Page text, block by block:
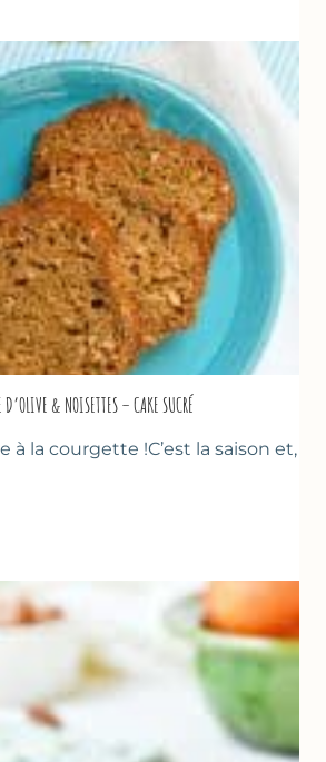
& NOISETTES – CAKE SUCRÉ
à la courgette !C’est la saison et,